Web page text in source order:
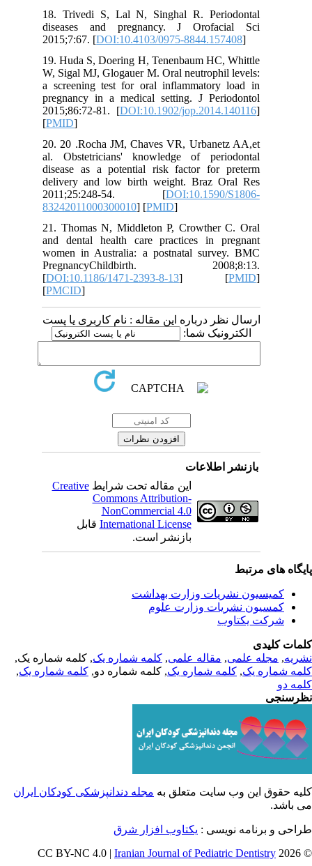
18. Trivedi S, Lal N, Singhal R. Periodontal
diseases and pregnancy. J Orofacial Sci
2015;7:67. [DOI:10.4103/0975-8844.157408
19. Huda S, Doering H, Tenenbaum HC, Whittle
W, Sigal MJ, Glogauer M. Oral neutrophil levels:
a screening test for oral inflammatory load in
pregnancy in a medical setting. J Periodontol
2015;86:72-81. [DOI:10.1902/jop.2014.140116
[PMID
20. 20 .Rocha JM, Chaves VR, Urbanetz AA,et
al. Obstetricians' knowledge of periodontal
disease as a potential risk factor for preterm
delivery and low birth weight. Braz Oral Res
2011;25:248-54. [DOI:10.1590/S1806-
83242011000300010] [PMID
21. Thomas N, Middleton P, Crowther C. Oral
and dental health care practices in pregnant
women in Australia: a postnatal survey. BMC
PregnancyChildbirth. 2008;8:13.
[DOI:10.1186/1471-2393-8-13 ] [PMID
[PMCID
ارسال نظر درباره این مقاله : نام کاربری یا پست
الکترونیک شما:
بازنشر اطلاعات
این مقاله تحت شرایطCreative
Commons Attribution-
NonCommercial 4.0
International Licenseقابل
بازنشر است.
های مرتبط
کمیسیون نشریات وزارت بهداشت
کمسیون نشریات وزارت علوم
شرکت یکتاوب
کلیدی
,مجله علمی, مقاله علمی, کلمه شماره یک, کلمه شماره یک,
شماره یک,کلمه شماره یک, کلمه شماره دو,کلمه شماره یک,
دو
حقوق این وب سایت متعلق بهمجله دندانپزشکی کودکان ایران
باشد.
و برنامه نویسی : یکتاوب افزار شرق
©
Iranian Journal of Pediatric Dentistry